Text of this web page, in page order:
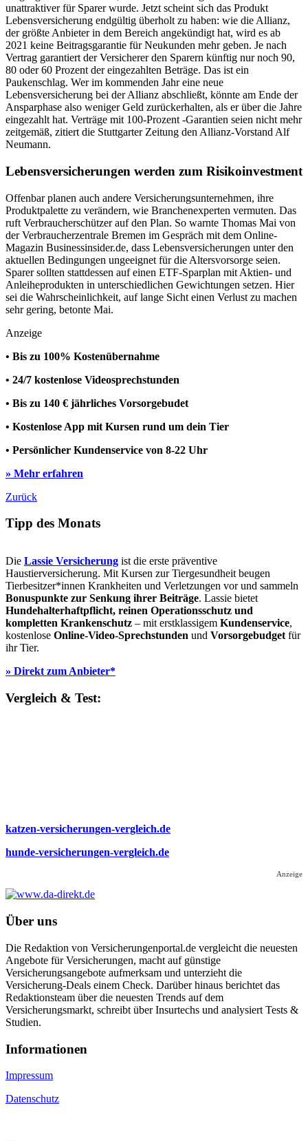
unattraktiver für Sparer wurde. Jetzt scheint sich das Produkt
Lebensversicherung endgültig überholt zu haben: wie die Allianz,
der größte Anbieter in dem Bereich angekündigt hat, wird es ab
2021 keine Beitragsgarantie für Neukunden mehr geben. Je nach
Vertrag garantiert der Versicherer den Sparern künftig nur noch 90,
80 oder 60 Prozent der eingezahlten Beträge. Das ist ein
Paukenschlag. Wer im kommenden Jahr eine neue
Lebensversicherung bei der Allianz abschließt, könnte am Ende der
Ansparphase also weniger Geld zurückerhalten, als er über die Jahre
eingezahlt hat. Verträge mit 100-Prozent -Garantien seien nicht mehr
zeitgemäß, zitiert die Stuttgarter Zeitung den Allianz-Vorstand Alf
Neumann.
Lebensversicherungen werden zum Risikoinvestment
Offenbar planen auch andere Versicherungsunternehmen, ihre
Produktpalette zu verändern, wie Branchenexperten vermuten. Das
ruft Verbraucherschützer auf den Plan. So warnte Thomas Mai von
der Verbraucherzentrale Bremen im Gespräch mit dem Online-
Magazin Businessinsider.de, dass Lebensversicherungen unter den
aktuellen Bedingungen ungeeignet für die Altersvorsorge seien.
Sparer sollten stattdessen auf einen ETF-Sparplan mit Aktien- und
Anleiheprodukten in unterschiedlichen Gewichtungen setzen. Hier
sei die Wahrscheinlichkeit, auf lange Sicht einen Verlust zu machen
sehr gering, betonte Mai.
Anzeige
• Bis zu 100% Kostenübernahme
• 24/7 kostenlose Videosprechstunden
• Bis zu 140 € jährliches Vorsorgebudet
• Kostenlose App mit Kursen rund um dein Tier
• Persönlicher Kundenservice von 8-22 Uhr
» Mehr erfahren
Zurück
Tipp des Monats
Die Lassie Versicherung ist die erste präventive
Haustierversicherung. Mit Kursen zur Tiergesundheit beugen
Tierbesitzer*innen Krankheiten und Verletzungen vor und sammeln
Bonuspunkte zur Senkung ihrer Beiträge. Lassie bietet
Hundehalterhaftpflicht, reinen Operationsschutz und
kompletten Krankenschutz – mit erstklassigem Kundenservice,
kostenlose Online-Video-Sprechstunden und Vorsorgebudget für
ihr Tier.
» Direkt zum Anbieter*
Vergleich & Test:
katzen-versicherungen-vergleich.de
hunde-versicherungen-vergleich.de
Anzeige
Über uns
Die Redaktion von Versicherungenportal.de vergleicht die neuesten
Angebote für Versicherungen, macht auf günstige
Versicherungsangebote aufmerksam und unterzieht die
Versicherung-Deals einem Check. Darüber hinaus berichtet das
Redaktionsteam über die neuesten Trends auf dem
Versicherungsmarkt, schreibt über Insurtechs und analysiert Tests &
Studien.
Informa­tionen
Impressum
Datenschutz